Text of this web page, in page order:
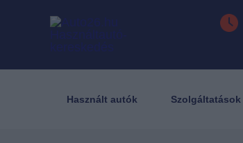
Használt autók Szolgáltatások